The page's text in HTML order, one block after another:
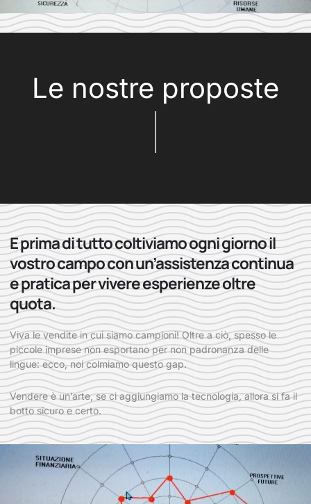
Le nostre proposte
E prima di tutto coltiviamo ogni giorno il
vostro campo con un’assistenza continua
e pratica per vivere esperienze oltre
quota.
Viva le vendite in cui siamo campioni! Oltre a ciò, spesso le
piccole imprese non esportano per non padronanza delle
lingue: ecco, noi colmiamo questo gap.
Vendere è un’arte, se ci aggiungiamo la tecnologia, allora si fa il
botto sicuro e certo.